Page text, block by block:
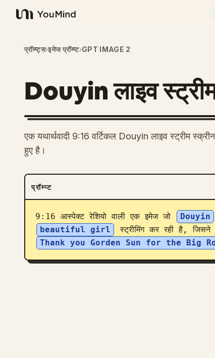
YouMind
प्रॉम्प्ट्स›इमेज प्रॉम्प्ट›GPT IMAGE 2
Douyin लाइव
एक यथार्थवादी 9:16 वर्टिकल Douyin लाइव स्ट्रीम
हुए है।
प्रॉम्प्ट
9:16 आस्पेक्ट रेशियो वाली एक इमेज जो Douyin
beautiful girl
स्ट्रीमिंग कर रही है,
Thank you Gorden Sun for the Big